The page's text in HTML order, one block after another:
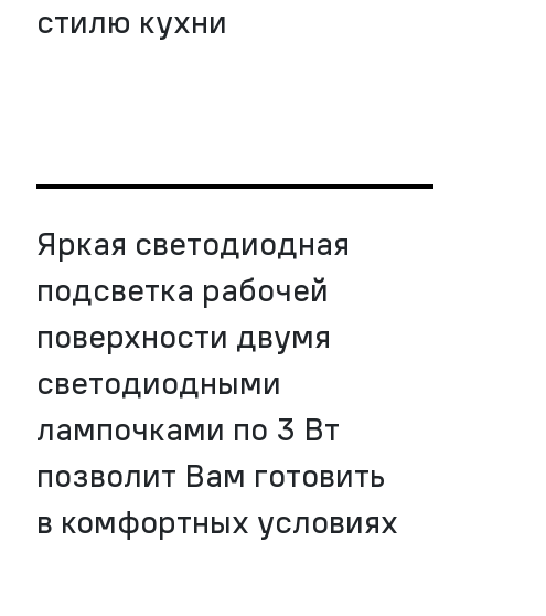
стилю кухни
Яркая светодиодная
подсветка рабочей
поверхности двумя
светодиодными
лампочками по 3 Вт
позволит Вам готовить
в комфортных условиях